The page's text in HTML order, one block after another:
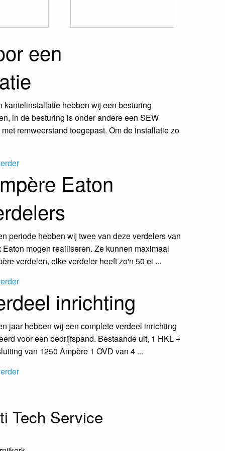
een
kantelinstallatie hebben wij een besturing
in de besturing is onder andere een SEW
remweerstand toegepast. Om de installatie zo
Eaton
periode hebben wij twee van deze verdelers van
Eaton mogen reailiseren. Ze kunnen maximaal
verdelen, elke verdeler heeft zo'n 50 ei ...
inrichting
jaar hebben wij een complete verdeel inrichting
voor een bedrijfspand. Bestaande uit, 1 HKL +
van 1250 Ampère 1 OVD van 4 ...
Tech Service